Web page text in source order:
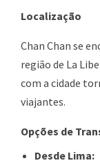
Localização
Chan Chan se
região de La
com a cidade
viajantes.
Opções de
Desde Lima: